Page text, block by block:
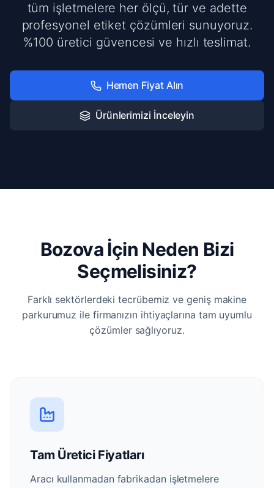
tüm işletmelere her ölçü, tür ve adette
profesyonel etiket çözümleri sunuyoruz.
%100 üretici güvencesi ve hızlı teslimat.
Hemen Fiyat Alın
Ürünlerimizi İnceleyin
Bozova İçin Neden Bizi
Seçmelisiniz?
Farklı sektörlerdeki tecrübemiz ve geniş makine
parkurumuz ile firmanızın ihtiyaçlarına tam uyumlu
çözümler sağlıyoruz.
Tam Üretici Fiyatları
Aracı kullanmadan fabrikadan işletmelere